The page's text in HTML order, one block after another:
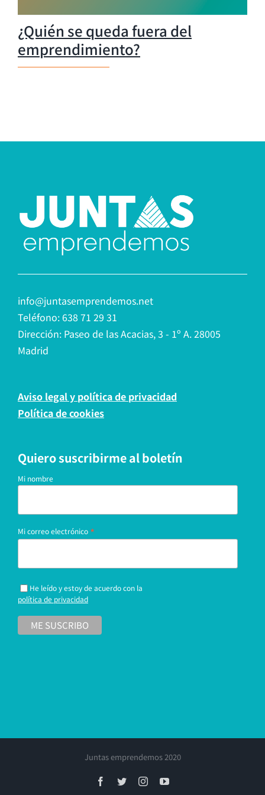
¿Quién se queda fuera del
emprendimiento?
info@juntasemprendemos.net
Teléfono: 638 71 29 31
Dirección: Paseo de las Acacias, 3 - 1º A. 28005
Madrid
Aviso legal y política de privacidad
Política de cookies
Quiero suscribirme al boletín
Mi nombre
Mi correo electrónico *
He leído y estoy de acuerdo con la
política de privacidad
Juntas emprendemos 2020
Facebook
TwitterInstagramYouTube